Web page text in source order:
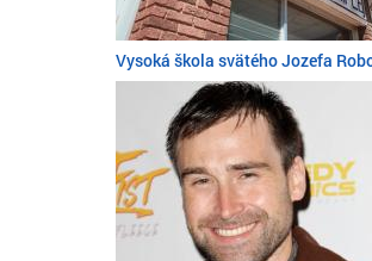
Vysoká škola svätého Jozefa